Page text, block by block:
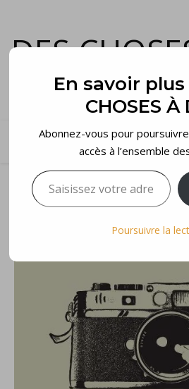
DES
et voilà…
En savoir plus
CHOSES À
Abonnez-vous pour
accès à l’ensemble
Saisissez votre adresse e-mail…
Poursuivre la